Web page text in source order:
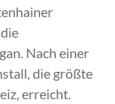
Nach einer
die größte
erreicht.